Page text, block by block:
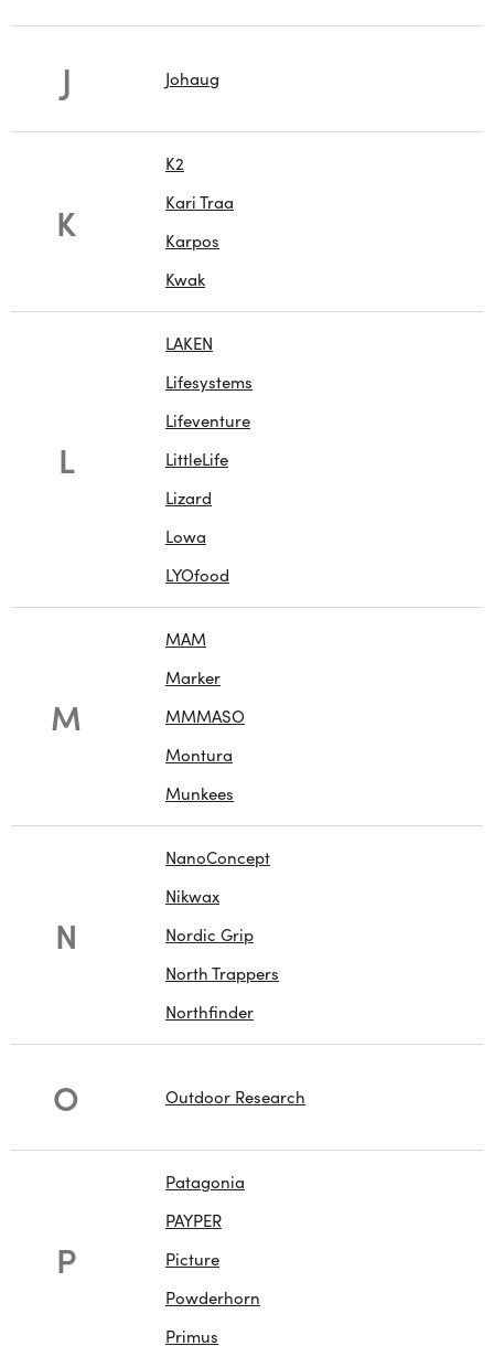
J Johaug
K
K2
Kari Traa
Karpos
Kwak
L
LAKEN
Lifesystems
Lifeventure
LittleLife
Lizard
Lowa
LYOfood
M
MAM
Marker
MMMASO
Montura
Munkees
N
NanoConcept
Nikwax
Nordic Grip
North Trappers
Northfinder
O Outdoor Research
P
Patagonia
PAYPER
Picture
Powderhorn
Primus